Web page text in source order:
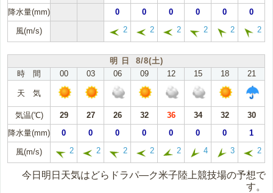
降水量(mm)
0 0 0 0 0 0
風(m/s) 2 2 2 2 2 2
明 日 8/8(土)
時 間
00 03 06 09 12 15 18 21
天 気
気温(℃) 29 27 26 32 36 34 32
30
降水量(mm)
0 0 0 0 0 0 0 1
風(m/s) 2 2 2 2 2 4 3 2
今日明日天気はどらドラパ―ク米子陸上競技場の予想で
す。